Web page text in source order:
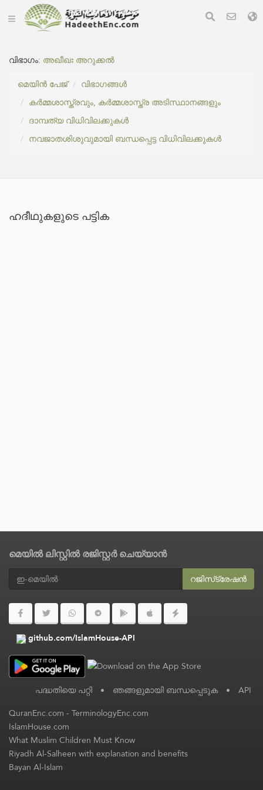
വിഭാഗം: അഖീഖഃ അറുക്കൽ
മെയിൻ പേജ്
വിഭാഗങ്ങൾ
കർമ്മശാസ്ത്രവും, കർമ്മശാസ്ത്ര അടിസ്ഥാനങ്ങളും
ദാമ്പത്യ വിധിവിലക്കുകൾ
നവജാതശിശുവുമായി ബന്ധപ്പെട്ട വിധിവിലക്കുകൾ
ഹദീഥുകളുടെ പട്ടിക
മെയിൽ ലിസ്റ്റിൽ രജിസ്റ്റർ ചെയ്യാൻ
റജിസ്‌ട്രേഷൻ
github.com/IslamHouse-API
പദ്ധതിയെ പറ്റി • ഞങ്ങളുമായി ബന്ധപ്പെടുക • API
QuranEnc.com-TerminologyEnc.com
IslamHouse.com
What Muslim Children Must Know
Riyadh Al-Salheen with explanation and benefits
Bayan Al-Islam